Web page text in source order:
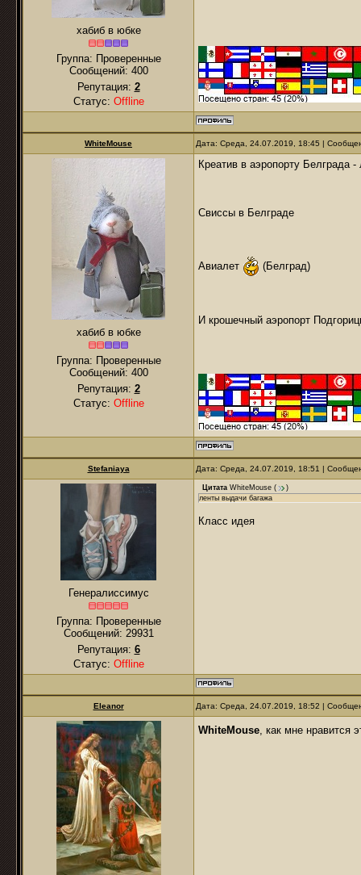
хабиб в юбке
Группа: Проверенные
Сообщений: 400
Репутация: 2
Статус: Offline
WhiteMouse Дата: Среда, 24.07.2019, 18:45 |
хабиб в юбке
Группа: Проверенные
Сообщений: 400
Репутация: 2
Статус: Offline
Креатив в аэропорту Белграда
Свиссы в Белграде
Авиалет (Белград)
И крошечный аэропорт
Stefaniaya Дата: Среда, 24.07.2019, 18:51 |
Генералиссимус
Группа: Проверенные
Сообщений: 29931
Репутация: 6
Статус: Offline
Цитата WhiteMouse (
)
ленты выдачи багажа
Класс идея
Eleanor Дата: Среда, 24.07.2019, 18:52 |
WhiteMouse, как мне нравится